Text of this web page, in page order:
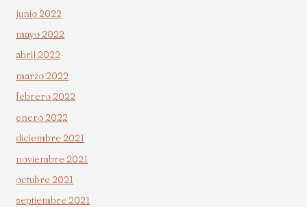
junio 2022
mayo 2022
abril 2022
marzo 2022
febrero 2022
enero 2022
diciembre 2021
noviembre 2021
octubre 2021
septiembre 2021